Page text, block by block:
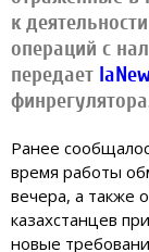
к
операций с
передает
Ранее
время работы
вечера, а также
казахстанцев
новые